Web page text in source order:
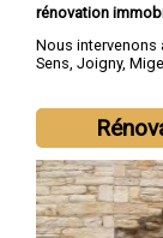
rénovation
Nous intervenons
Sens, Joigny,